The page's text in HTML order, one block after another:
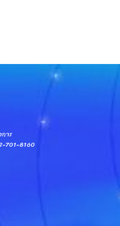
าร
701-8160